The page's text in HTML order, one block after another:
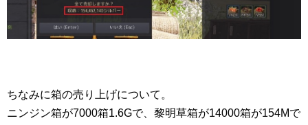
ちなみに箱の売り上げについて。
ニンジン箱が7000箱1.6Gで、黎明草箱が14000箱が154Mで